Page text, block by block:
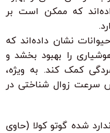
که ممکن است بر
نشان داده‌اند که
را بهبود بخشد و
کمک کند. به ویژه،
سرعت زوال شناختی در
شده گوتو کولا (حاوی